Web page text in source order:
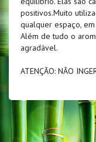
positivos.Muito
qualquer espaço,
Além de tudo o
agradável.
ATENÇÃO: NÃO